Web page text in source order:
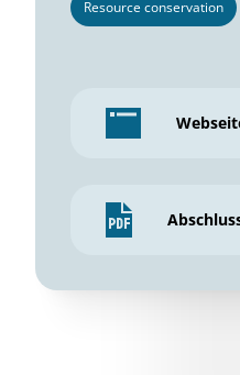
Resource conservation